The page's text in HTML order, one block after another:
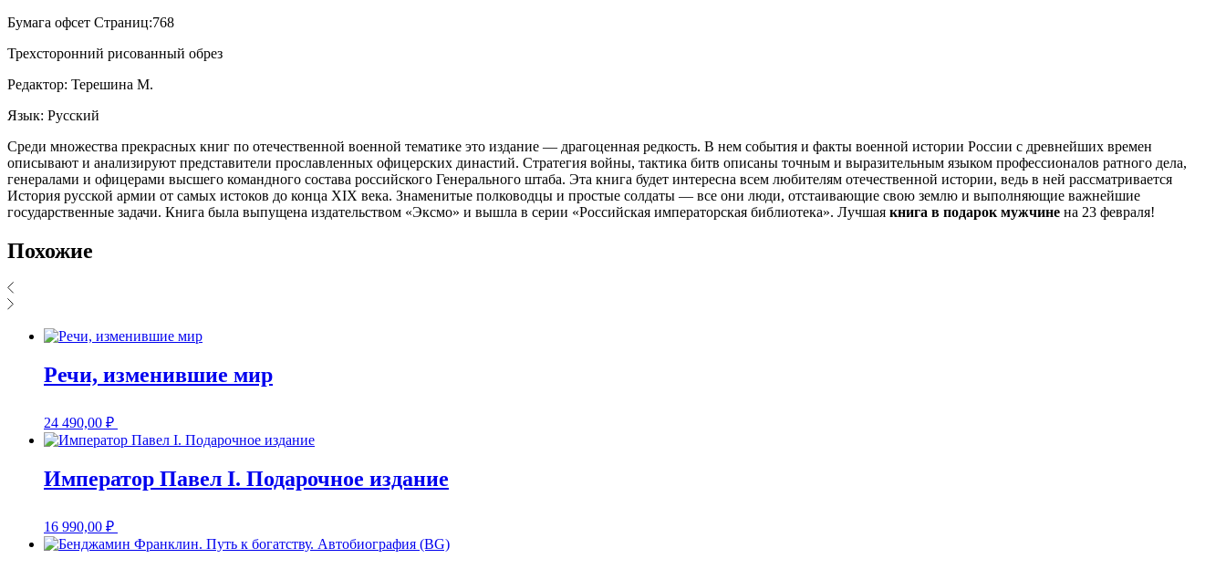
Бумага офсет Страниц:768
Трехсторонний рисованный обрез
Редактор: Терешина М.
Язык: Русский
Среди множества прекрасных книг по отечественной военной тематике это издание — драгоценная редкость. В нем события и факты военной истории России с древнейших времен
описывают и анализируют представители прославленных офицерских династий. Стратегия войны, тактика битв описаны точным и выразительным языком профессионалов ратного дела,
генералами и офицерами высшего командного состава российского Генерального штаба. Эта книга будет интересна всем любителям отечественной истории, ведь в ней рассматривается
История русской армии от самых истоков до конца XIX века. Знаменитые полководцы и простые солдаты — все они люди, отстаивающие свою землю и выполняющие важнейшие
государственные задачи. Книга была выпущена издательством «Эксмо» и вышла в серии «Российская императорская библиотека». Лучшая книга в подарок мужчине на 23 февраля!
Похожие
Речи, изменившие мир
24 490,00 ₽
Император Павел I. Подарочное издание
16 990,00 ₽